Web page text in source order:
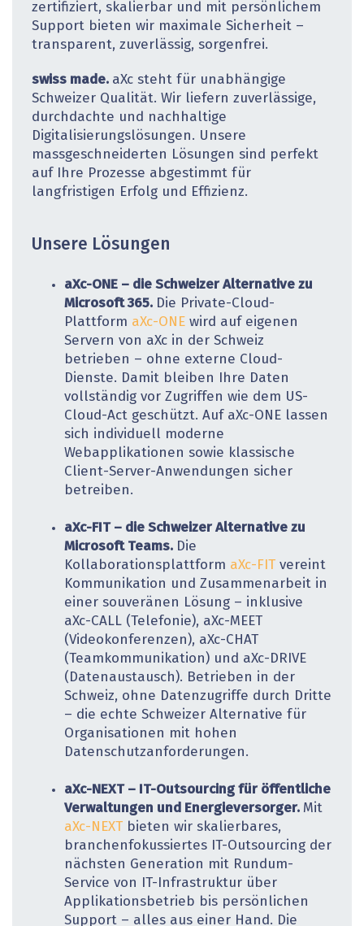
zertifiziert, skalierbar und mit persönlichem
Support bieten wir maximale Sicherheit –
transparent, zuverlässig, sorgenfrei.
swiss made. aXc steht für unabhängige
Schweizer Qualität. Wir liefern zuverlässige,
durchdachte und nachhaltige
Digitalisierungslösungen. Unsere
massgeschneiderten Lösungen sind perfekt
auf Ihre Prozesse abgestimmt für
langfristigen Erfolg und Effizienz.
Unsere Lösungen
aXc-ONE – die Schweizer Alternative zu
Microsoft 365. Die Private-Cloud-
Plattform aXc-ONE wird auf eigenen
Servern von aXc in der Schweiz
betrieben – ohne externe Cloud-
Dienste. Damit bleiben Ihre Daten
vollständig vor Zugriffen wie dem US-
Cloud-Act geschützt. Auf aXc-ONE lassen
sich individuell moderne
Webapplikationen sowie klassische
Client-Server-Anwendungen sicher
betreiben.
aXc-FIT – die Schweizer Alternative zu
Microsoft Teams. Die
Kollaborationsplattform aXc-FIT vereint
Kommunikation und Zusammenarbeit in
einer souveränen Lösung – inklusive
aXc-CALL (Telefonie), aXc-MEET
(Videokonferenzen), aXc-CHAT
(Teamkommunikation) und aXc-DRIVE
(Datenaustausch). Betrieben in der
Schweiz, ohne Datenzugriffe durch Dritte
– die echte Schweizer Alternative für
Organisationen mit hohen
Datenschutzanforderungen.
aXc-NEXT – IT-Outsourcing für öffentliche
Verwaltungen und Energieversorger. Mit
aXc-NEXT bieten wir skalierbares,
branchenfokussiertes IT-Outsourcing der
nächsten Generation mit Rundum-
Service von IT-Infrastruktur über
Applikationsbetrieb bis persönlichen
Support – alles aus einer Hand. Die